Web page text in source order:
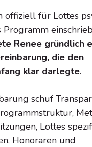
offiziell für Lottes
Renee gründlich
die den
klar darlegte.
schuf
Lottes
Honoraren und